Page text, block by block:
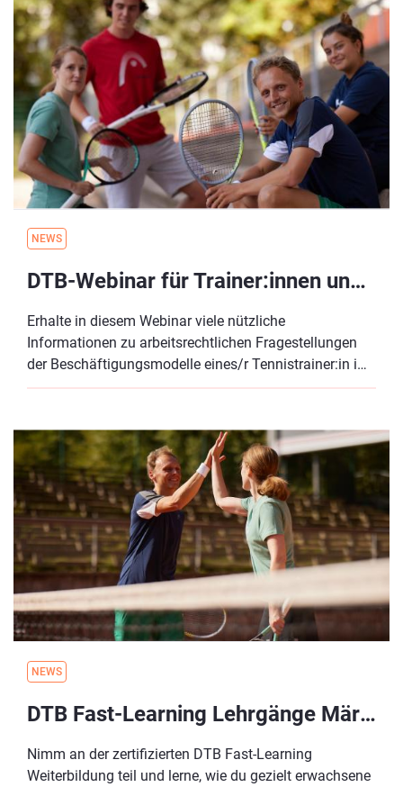
NEWS
DTB-Webinar für Trainer:innen und alle Interessierten: Beschäftigungsmodelle und Scheinselbstständigkeit
Erhalte in diesem Webinar viele nützliche
Informationen zu arbeitsrechtlichen Fragestellungen
der Beschäftigungsmodelle eines/r Tennistrainer:in im
Verein sowie Hilfestellungen und Tipps für einen
Themengebiet.
NEWS
DTB Fast-Learning Lehrgänge März 2025 - jetzt anmelden!
Nimm an der zertifizierten DTB Fast-Learning
Weiterbildung teil und lerne, wie du gezielt erwachsene